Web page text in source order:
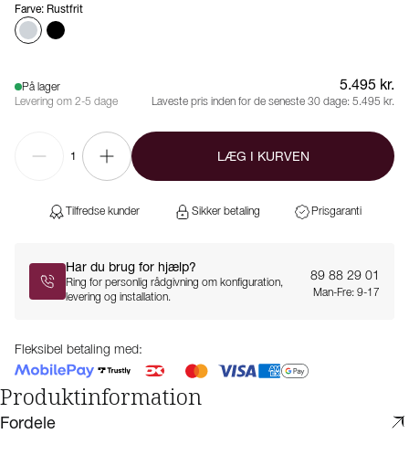
Farve: Rustfrit
På lager
Levering om 2-5 dage
5.495 kr.
Laveste pris inden for de seneste 30 dage: 5.495 kr.
1 LÆG I KURVEN
Tilfredse kunder Sikker betaling Prisgaranti
Har du brug for hjælp?
Ring for personlig rådgivning om konfiguration,
levering og installation.
89 88 29 01
Man-Fre: 9-17
Fleksibel betaling med:
Produktinformation
Fordele